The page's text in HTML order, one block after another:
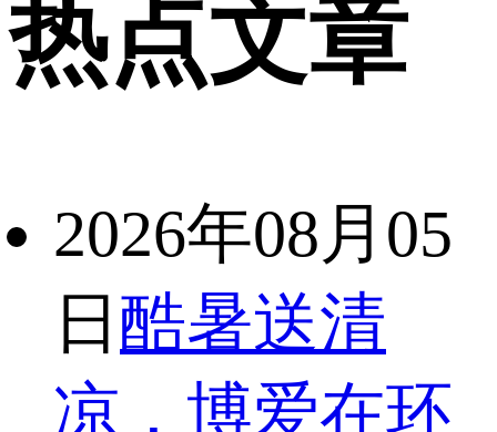
热点文章
2026年08月05
日 酷暑送清
凉，博爱在环